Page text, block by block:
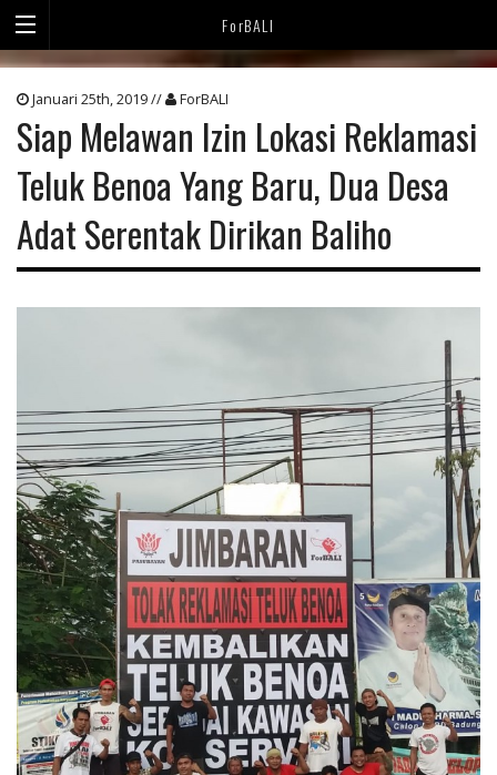
ForBALI
Januari 25th, 2019 // ForBALI
Siap Melawan Izin Lokasi Reklamasi
Teluk Benoa Yang Baru, Dua Desa
Adat Serentak Dirikan Baliho